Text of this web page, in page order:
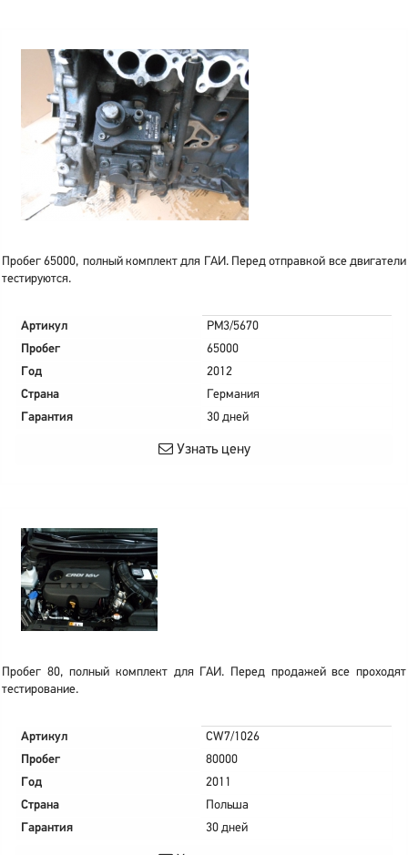
Пробег 65000, полный комплект для ГАИ. Перед отправкой все двигатели
тестируются.
Артикул
PM3/5670
Пробег
65000
Год
2012
Страна
Германия
Гарантия
30 дней
Узнать цену
Пробег 80, полный комплект для ГАИ. Перед продажей все проходят
тестирование.
Артикул
CW7/1026
Пробег
80000
Год
2011
Страна
Польша
Гарантия
30 дней